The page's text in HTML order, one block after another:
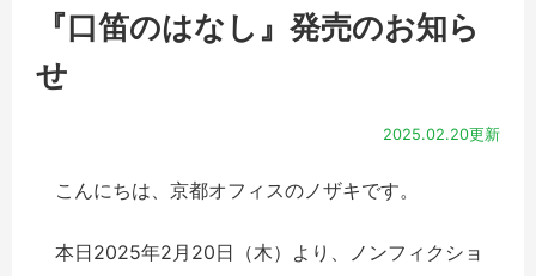
『口笛のはなし』発売のお知ら
せ
2025.02.20更新
こんにちは、京都オフィスのノザキです。
本日2025年2月20日（木）より、ノンフィクショ